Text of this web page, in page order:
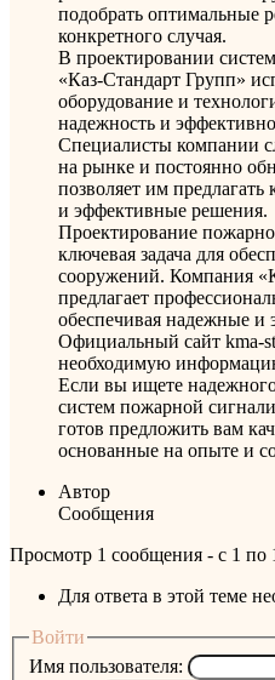
подобрать оптимальные
конкретного случая.
В проектировании
«Каз-Стандарт Групп»
оборудование и
надежность и
Специалисты компании
на рынке и постоянно
позволяет им
и эффективные решения.
Проектирование
ключевая задача для
сооружений. Компания
предлагает
обеспечивая надежные
Официальный сайт kma-
необходимую
Если вы ищете
систем пожарной
готов предложить вам
основанные на опыте и
Автор
Сообщения
Просмотр 1 сообщения - с 1 по
Для ответа в этой теме
Войти
Имя пользователя: